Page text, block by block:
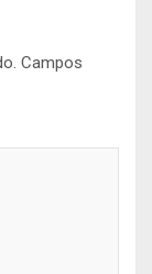
Campos